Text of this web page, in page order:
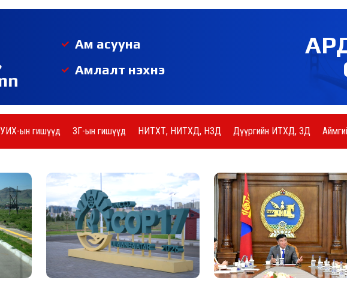
Ам асууна
Амлалт нэхнэ
УИХ-ын гишүүд ЗГ-ын гишүүд НИТХТ, НИТХД, НЗД Дүүргийн ИТХД, ЗД